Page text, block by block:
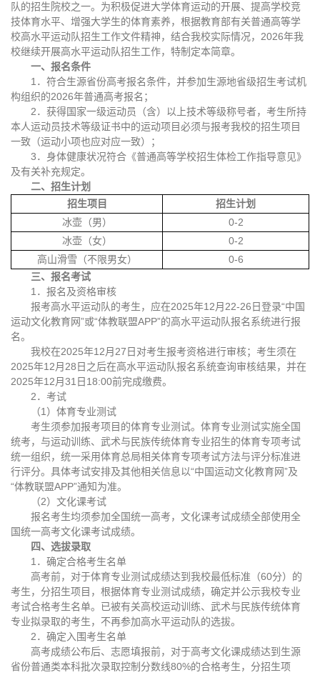
队的招生院校之一。为积极促进大学体育运动的开展、提高学校竞
技体育水平、增强大学生的体育素养，根据教育部有关普通高等学
校高水平运动队招生工作文件精神，结合我校实际情况，2026年我
校继续开展高水平运动队招生工作，特制定本简章。
一、报名条件
1．符合生源省份高考报名条件，并参加生源地省级招生考试机
构组织的2026年普通高考报名；
2．获得国家一级运动员（含）以上技术等级称号者，考生所持
本人运动员技术等级证书中的运动项目必须与报考我校的招生项目
一致（运动小项也应对应一致）；
3．身体健康状况符合《普通高等学校招生体检工作指导意见》
及有关补充规定。
二、招生计划
招生项目
招生计划
冰壶（男）
0-2
冰壶（女）
0-2
高山滑雪（不限男女）
0-6
三、报名考试
1．报名及资格审核
报考高水平运动队的考生，应在2025年12月22-26日登录“中国
运动文化教育网”或“体教联盟APP”的高水平运动队报名系统进行报
名。
我校在2025年12月27日对考生报考资格进行审核；考生须在
2025年12月28日之后在高水平运动队报名系统查询审核结果，并在
2025年12月31日18:00前完成缴费。
2．考试
（1）体育专业测试
考生须参加报考项目的体育专业测试。体育专业测试实施全国
统考，与运动训练、武术与民族传统体育专业招生的体育专项考试
统一组织，统一采用体育总局相关体育专项考试方法与评分标准进
行评分。具体考试安排及其他相关信息以“中国运动文化教育网”及
“体教联盟APP”通知为准。
（2）文化课考试
报名考生均须参加全国统一高考，文化课考试成绩全部使用全
国统一高考文化课考试成绩。
四、选拔录取
1．确定合格考生名单
高考前，对于体育专业测试成绩达到我校最低标准（60分）的
考生，分招生项目，根据体育专业测试成绩，确定并公示我校专业
考试合格考生名单。已被有关高校运动训练、武术与民族传统体育
专业拟录取的考生，不再参加高水平运动队的选拔。
2．确定入围考生名单
高考成绩公布后、志愿填报前，对于高考文化课成绩达到生源
省份普通类本科批次录取控制分数线80%的合格考生，分招生项